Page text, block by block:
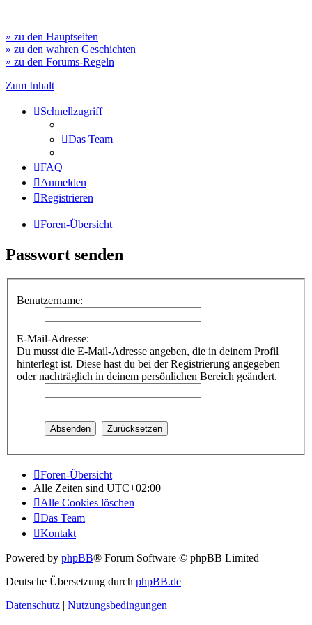
» zu den Hauptseiten
» zu den wahren Geschichten
» zu den Forums-Regeln
Zum Inhalt
Schnellzugriff
Das Team
FAQ
Anmelden
Registrieren
Foren-Übersicht
Passwort senden
Benutzername:
E-Mail-Adresse:
Du musst die E-Mail-Adresse angeben, die in deinem Profil
hinterlegt ist. Diese hast du bei der Registrierung angegeben
oder nachträglich in deinem persönlichen Bereich geändert.
Foren-Übersicht
Alle Zeiten sind UTC+02:00
Alle Cookies löschen
Das Team
Kontakt
Powered by phpBB® Forum Software © phpBB Limited
Deutsche Übersetzung durch phpBB.de
Datenschutz | Nutzungsbedingungen